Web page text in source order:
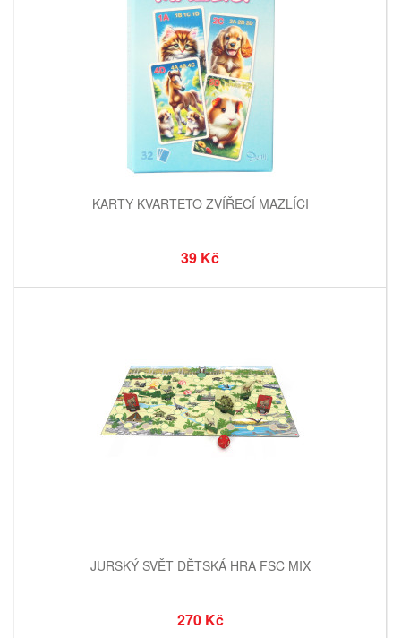
KARTY KVARTETO ZVÍŘECÍ MAZLÍCI
39 Kč
JURSKÝ SVĚT DĚTSKÁ HRA FSC MIX
270 Kč